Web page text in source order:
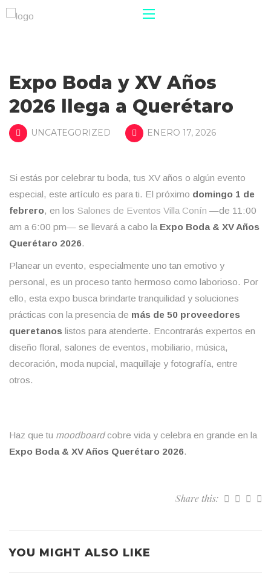
Expo Boda y XV Años
2026 llega a Querétaro
UNCATEGORIZED ENERO 17, 2026
Si estás por celebrar tu boda, tus XV años o algún evento
especial, este artículo es para ti. El próximo domingo 1 de
febrero, en los Salones de Eventos Villa Conín —de 11:00
am a 6:00 pm— se llevará a cabo la Expo Boda & XV Años
Querétaro 2026.
Planear un evento, especialmente uno tan emotivo y
personal, es un proceso tanto hermoso como laborioso. Por
ello, esta expo busca brindarte tranquilidad y soluciones
prácticas con la presencia de más de 50 proveedores
queretanos listos para atenderte. Encontrarás expertos en
diseño floral, salones de eventos, mobiliario, música,
decoración, moda nupcial, maquillaje y fotografía, entre
otros.
Haz que tu moodboardcobre vida y celebra en grande en la
Expo Boda & XV Años Querétaro 2026.
Share this:
YOU MIGHT ALSO LIKE